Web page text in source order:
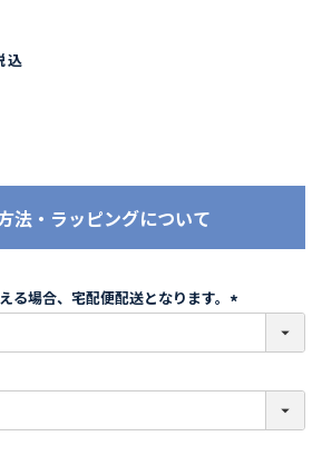
込
法・ラッピングについて
る場合、宅配便配送となります。
必
)